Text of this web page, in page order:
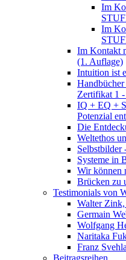
Im
Im
Im Kontakt
(1. Auflage)
Intuition ist
Zertifikat 1
IQ + EQ +
Potenzial
Die
Weltethos
Selbstbilder
Systeme in
Wir können
Brücken zu
Testimonials von
Walter
Germain
Wolfgang
Naritaka
Franz
Beitragsreihen